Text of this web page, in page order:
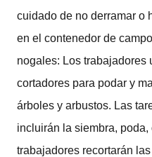
cuidado de no derramar o
en el contenedor de
nogales: Los trabajadores
cortadores para podar y
árboles y arbustos. Las
incluirán la siembra,
trabajadores recortarán